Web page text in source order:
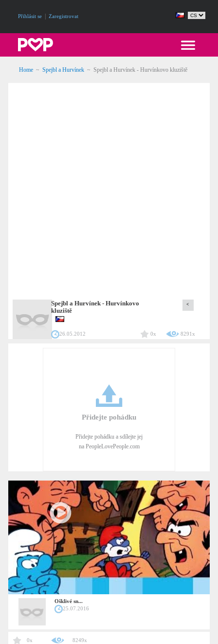
Přihlásit se Zaregistrovat
Home ~ Spejbl a Hurvínek ~ Spejbl a Hurvínek - Hurvínkovo kluziště
Spejbl a Hurvínek - Hurvínkovo
kluziště
<
26.05.2012 0x 8291x
Přidejte pohádku
Přidejte pohádku a sdílejte jej
na PeopleLovePeople.com
Ošklivé sn...
25.07.2016
0x 8249x